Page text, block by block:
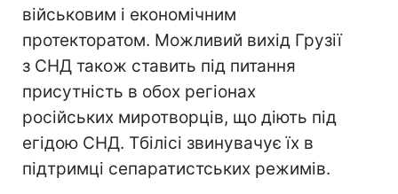
військовим і економічним
протекторатом. Можливий вихід Грузії
з СНД також ставить під питання
присутність в обох регіонах
російських миротворців, що діють під
егідою СНД. Тбілісі звинувачує їх в
підтримці сепаратистських режимів.